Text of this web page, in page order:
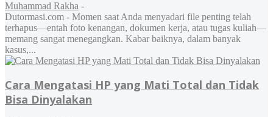
Muhammad Rakha -
Dutormasi.com - Momen saat Anda menyadari file penting telah
terhapus—entah foto kenangan, dokumen kerja, atau tugas kuliah—
memang sangat menegangkan. Kabar baiknya, dalam banyak
kasus,...
Cara Mengatasi HP yang Mati Total dan Tidak
Bisa Dinyalakan